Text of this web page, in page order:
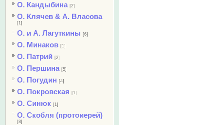
О. Кандыбина [2]
О. Клячев & А. Власова
[1]
О. и А. Лагуткины [6]
О. Минаков [1]
О. Патрий [2]
О. Першина [5]
О. Погудин [4]
О. Покровская [1]
О. Синюк [1]
О. Скобля (протоиерей)
[8]